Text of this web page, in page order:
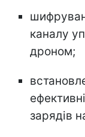
каналу
дроном;
зарядів